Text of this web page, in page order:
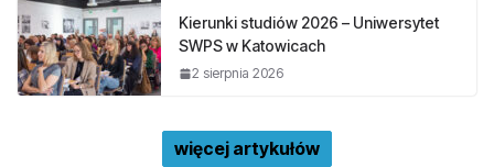
Kierunki studiów 2026 – Uniwersytet
SWPS w Katowicach
2 sierpnia 2026
więcej artykułów